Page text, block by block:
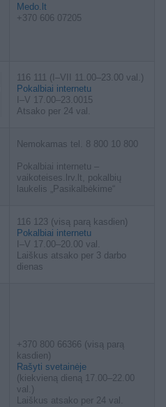
Medo.lt
+370 606 07205
116 111 (I–VII 11.00–23.00 val.)
Pokalbiai internetu
I–V 17.00–23.0015
Atsako per 24 val.
Nemokamas tel. 8 800 10 800
Pokalbiai internetu –
vaikoteises.lrv.lt, pokalbių
laukelis „Pasikalbėkime“
116 123 (visą parą kasdien)
Pokalbiai internetu
I–V 17.00–20.00 val.
Laiškus atsako per 3 darbo
dienas
+370 800 66366 (visą parą
kasdien)
Rašyti svetainėje
(kiekvieną dieną 17.00–22.00
val.)
Laiškus atsako per 24 val.